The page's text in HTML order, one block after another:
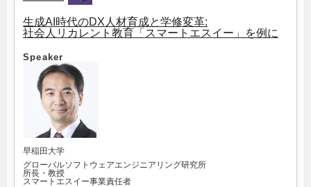
生成AI時代のDX人材育成と学修変革:
社会人リカレント教育「スマートエスイー」を例に
Speaker
早稲田大学
グローバルソフトウェアエンジニアリング研究所
所長・教授
スマートエスイー事業責任者